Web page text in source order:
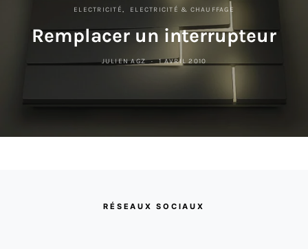
ELECTRICITÉ ELECTRICITÉ & CHAUFFAGE
Remplacer un interrupteur
JULIEN AGZ 1 AVRIL 2010
RÉSEAUX SOCIAUX